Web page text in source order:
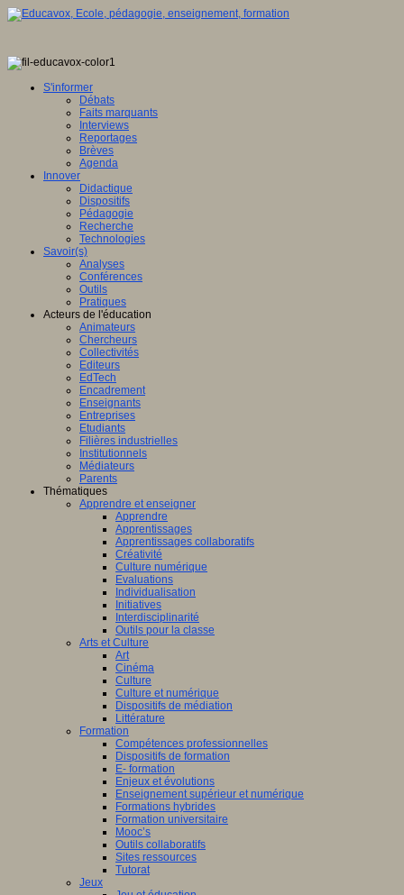
S'informer
Débats
Faits marquants
Interviews
Reportages
Brèves
Agenda
Innover
Didactique
Dispositifs
Pédagogie
Recherche
Technologies
Savoir(s)
Analyses
Conférences
Outils
Pratiques
Acteurs de l'éducation
Animateurs
Chercheurs
Collectivités
Editeurs
EdTech
Encadrement
Enseignants
Entreprises
Etudiants
Filières industrielles
Institutionnels
Médiateurs
Parents
Thématiques
Apprendre et enseigner
Apprendre
Apprentissages
Apprentissages collaboratifs
Créativité
Culture numérique
Evaluations
Individualisation
Initiatives
Interdisciplinarité
Outils pour la classe
Arts et Culture
Art
Cinéma
Culture
Culture et numérique
Dispositifs de médiation
Littérature
Formation
Compétences professionnelles
Dispositifs de formation
E- formation
Enjeux et évolutions
Enseignement supérieur et numérique
Formations hybrides
Formation universitaire
Mooc’s
Outils collaboratifs
Sites ressources
Tutorat
Jeux